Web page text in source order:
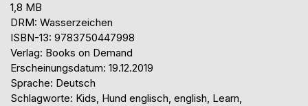
1,8 MB
DRM: Wasserzeichen
ISBN-13: 9783750447998
Verlag: Books on Demand
Erscheinungsdatum: 19.12.2019
Sprache: Deutsch
Schlagworte: Kids, Hund englisch, english, Learn,